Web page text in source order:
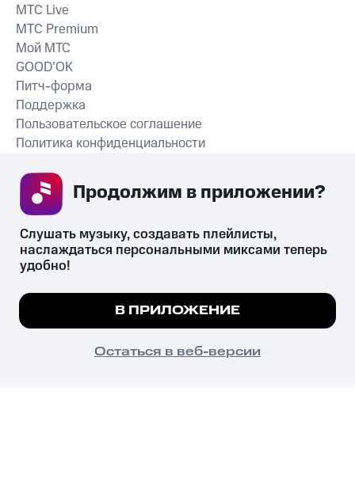
СКАЧАТЬ ПРИЛОЖЕНИЕ
MTС Live
MTС Premium
Мой МТС
GOOD’OK
Питч-форма
Поддержка
Пользовательское соглашение
Политика конфиденциальности
психотропных веществ, их аналогов причиняет вред здоровью,
их незаконный оборот запрещён и влечёт установленную
законодательством ответственность.
© 2026 ООО «КИОН».
Все права защищены
Мы используем куки, чтобы на сайте все
Подробнее
ПОНЯТНО
Слушать музыку, создавать плейлисты,
наслаждаться персональными миксами теперь
удобно!
В ПРИЛОЖЕНИЕ
Остаться в веб-версии